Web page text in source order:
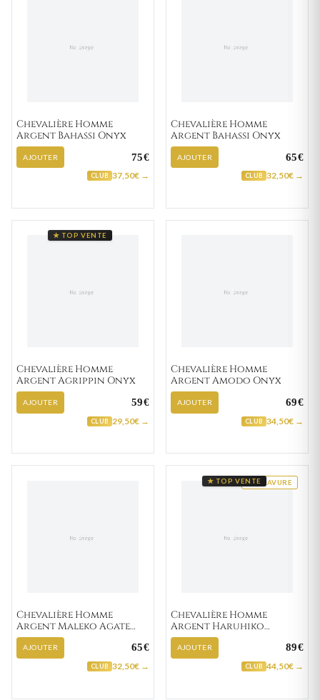
Chevalière Homme
Argent Bahassi Onyx
AJOUTER 75€
CLUB 37,50€ →
Chevalière Homme
Argent Bahassi Onyx
AJOUTER 65€
CLUB 32,50€ →
★ TOP VENTE
Chevalière Homme
Argent Agrippin Onyx
AJOUTER 59€
CLUB 29,50€ →
Chevalière Homme
Argent Amodo Onyx
AJOUTER 69€
CLUB 34,50€ →
Chevalière Homme
Argent Maleko Agate
Noir
AJOUTER 65€
CLUB 32,50€ →
GRAVURE
★ TOP VENTE
Chevalière Homme
Argent Haruhiko
Zirconium
AJOUTER 89€
CLUB 44,50€ →